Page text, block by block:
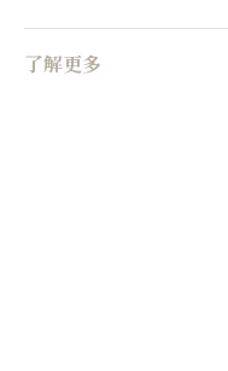
了解更多